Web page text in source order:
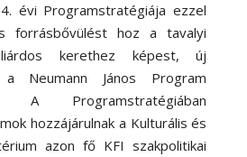
évi Programstratégiája ezzel
forrásbővülést hoz a tavalyi
kerethez képest, új
Neumann János Program
A Programstratégiában
hozzájárulnak a Kulturális és
azon fő KFI szakpolitikai